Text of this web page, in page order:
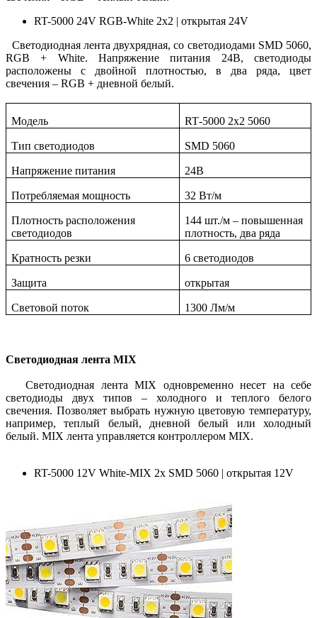
RT-5000 24V RGB-White 2x2 | открытая 24V
Светодиодная лента двухрядная, со светодиодами SMD 5060,
RGB + White. Напряжение питания 24В, светодиоды
расположены с двойной плотностью, в два ряда, цвет
свечения – RGB + дневной белый.
Модель RT-5000 2x2 5060
Тип светодиодов SMD 5060
Напряжение питания 24В
Потребляемая мощность 32 Вт/м
Плотность расположения
светодиодов
144 шт./м – повышенная
плотность, два ряда
Кратность резки 6 светодиодов
Защита открытая
Световой поток 1300 Лм/м
Светодиодная лента MIX
Светодиодная лента MIX одновременно несет на себе
светодиоды двух типов – холодного и теплого белого
свечения. Позволяет выбрать нужную цветовую температуру,
например, теплый белый, дневной белый или холодный
белый. MIX лента управляется контроллером MIX.
RT-5000 12V White-MIX 2x SMD 5060 | открытая 12V